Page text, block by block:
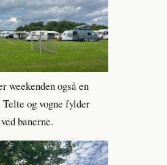
weekenden også en
og vogne fylder
banerne.